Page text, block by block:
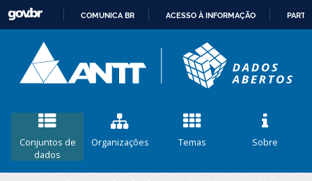
CONTEÚDO
COMUNICA BR ACESSO À INFORMAÇÃO
Conjuntos de
dados
Organizações Temas Sobre